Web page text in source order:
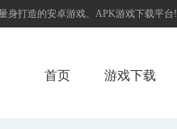
身打造的安卓游戏、APK游戏下载平台!
首页 游戏下载